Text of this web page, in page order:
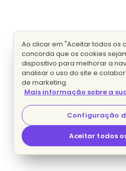
Ao clicar em "Aceitar todos os
concorda que os cookies
dispositivo para melhorar a
analisar o uso do site e
de marketing.
Mais informação sobre a
Configuração
Aceitar todos